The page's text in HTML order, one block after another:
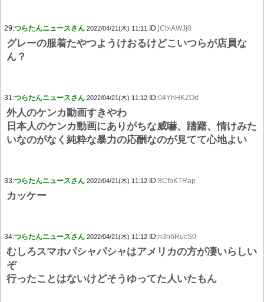
29:つらたんニュースさん 2022/04/21(木) 11:11 ID:jCbiAWJj0
グレーの服着たやつようけおるけどこいつらが店員な
ん？
31:つらたんニュースさん 2022/04/21(木) 11:12 ID:04YhHKZOd
外人のケンカ動画すきやわ
日本人のケンカ動画にありがちな威嚇、躊躇、情けみた
いなのがなく純粋な暴力の応酬なのが見てて心地よい
33:つらたんニュースさん 2022/04/21(木) 11:12 ID:8CfbKTRap
カッケー
34:つらたんニュースさん 2022/04/21(木) 11:12 ID:n3h6RucS0
むしろスマホパシャパシャはアメリカの方が凄いらしい
ぞ
行ったことはないけどそうゆってた人いたもん